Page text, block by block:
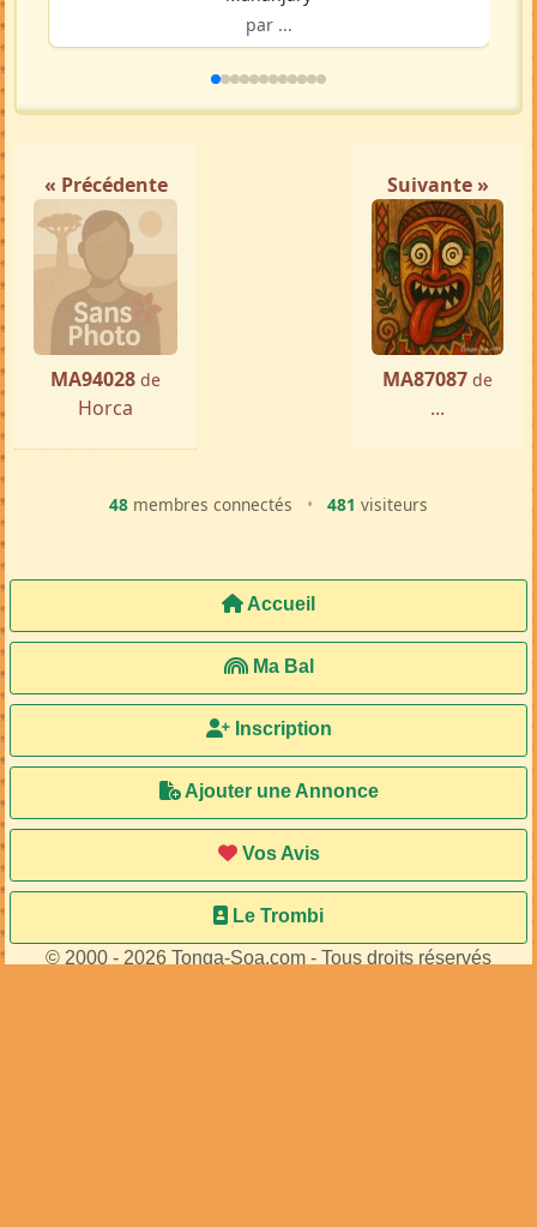
par ...
« Précédente
MA94028 de
Horca
Suivante »
MA87087 de
...
48 membres connectés • 481 visiteurs
Accueil
Ma Bal
Inscription
Ajouter une Annonce
Vos Avis
Le Trombi
© 2000 - 2026 Tonga-Soa.com - Tous droits réservés